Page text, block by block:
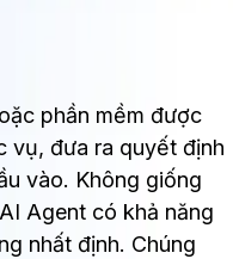
phần mềm được
vụ, đưa ra quyết định
vào. Không giống
Agent có khả năng
nhất định. Chúng